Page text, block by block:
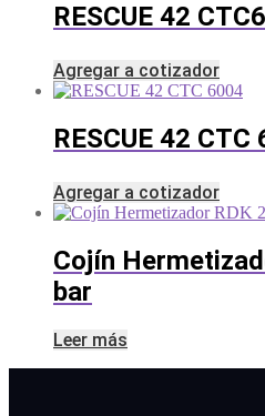
RESCUE 42
Agregar a cotizador
RESCUE 42 CTC
Agregar a cotizador
Cojín
bar
Leer más